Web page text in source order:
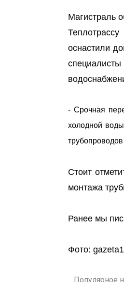
Магистраль
оснастили
- Срочная
холодной
Стоит
монтажа
Ранее мы
Фото:
Популярное